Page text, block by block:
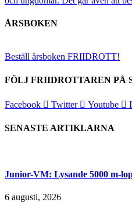
ÅRSBOKEN
Beställ årsboken FRIIDROTT!
FÖLJ FRIIDROTTAREN PÅ
Facebook Twitter Youtube
SENASTE ARTIKLARNA
Junior-VM: Lysande 5000 m-
6 augusti, 2026